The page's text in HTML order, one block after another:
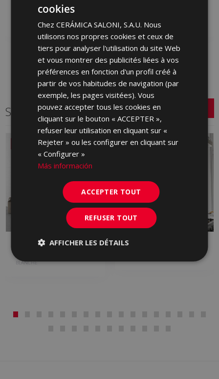
Série connexe
NOUVEAU
BLANCHE
ARDEN
ENGLISH
GERMAN
PORTUGUESE
cookies
Chez CERÁMICA SALONI, S.A.U. Nous
utilisons nos propres cookies et ceux de
tiers pour analyser l'utilisation du site Web
et vous montrer des publicités liées à vos
préférences en fonction d'un profil créé à
partir de vos habitudes de navigation (par
exemple, les pages visitées). Vous
pouvez accepter tous les cookies en
cliquant sur le bouton « ACCEPTER »,
refuser leur utilisation en cliquant sur «
Rejeter » ou les configurer en cliquant sur
« Configurer »
Más información
ACCEPTER TOUT
REFUSER TOUT
AFFICHER LES DÉTAILS